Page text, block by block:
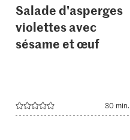
Salade d'asperges
violettes avec
sésame et œuf
30 min.